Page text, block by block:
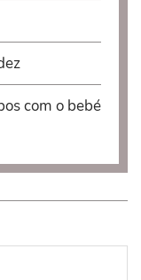
com o bebé